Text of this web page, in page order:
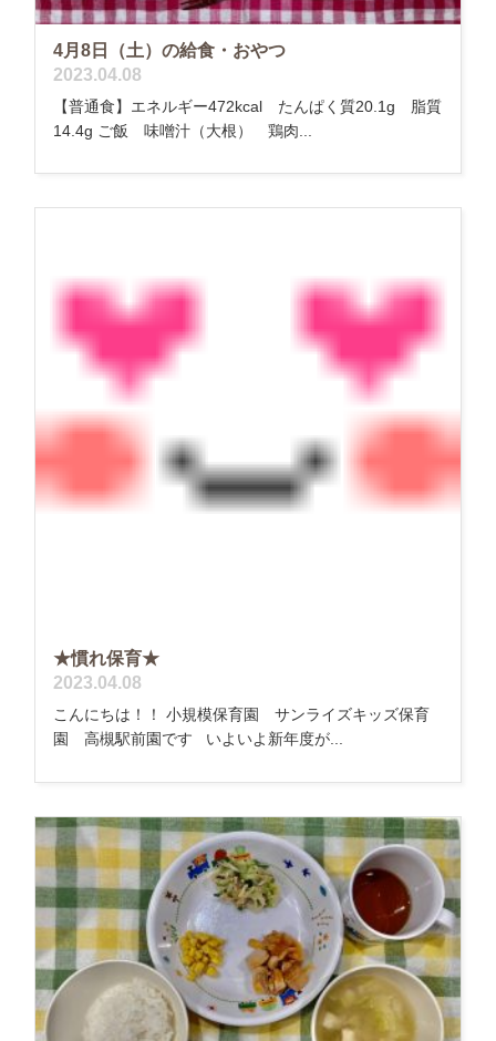
4月8日（土）の給食・おやつ
2023.04.08
【普通食】エネルギー472kcal たんぱく質20.1g 脂質
14.4g ご飯 味噌汁（大根） 鶏肉...
★慣れ保育★
2023.04.08
こんにちは！！ 小規模保育園 サンライズキッズ保育
園 高槻駅前園です いよいよ新年度が...